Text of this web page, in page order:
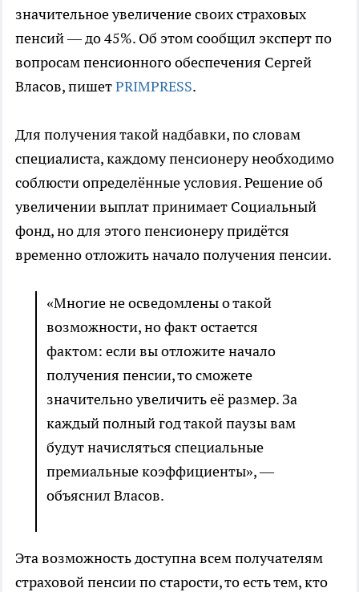
значительное увеличение своих страховых
пенсий — до 45%. Об этом сообщил эксперт по
вопросам пенсионного обеспечения Сергей
Власов, пишетPRIMPRESS.
Для получения такой надбавки, по словам
специалиста, каждому пенсионеру необходимо
соблюсти определённые условия. Решение об
увеличении выплат принимает Социальный
фонд, но для этого пенсионеру придётся
временно отложить начало получения пенсии.
«Многие не осведомлены о такой
возможности, но факт остается
фактом: если вы отложите начало
получения пенсии, то сможете
значительно увеличить её размер. За
каждый полный год такой паузы вам
будут начисляться специальные
премиальные коэффициенты», —
объяснил Власов.
Эта возможность доступна всем получателям
страховой пенсии по старости, то есть тем, кто